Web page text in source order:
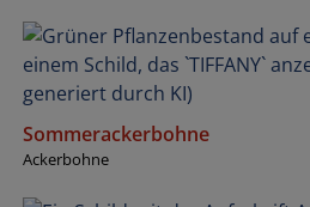
Sommerackerbohne
Ackerbohne